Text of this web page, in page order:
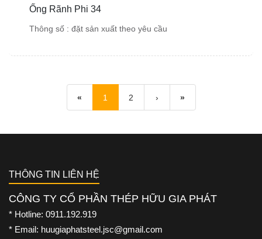
Ống Rãnh Phi 34
Thông số : đặt sản xuất theo yêu cầu
« 1 2 › »
THÔNG TIN LIÊN HỆ
CÔNG TY CỔ PHẦN THÉP HỮU GIA PHÁT
* Hotline: 0911.192.919
* Email: huugiaphatsteel.jsc@gmail.com